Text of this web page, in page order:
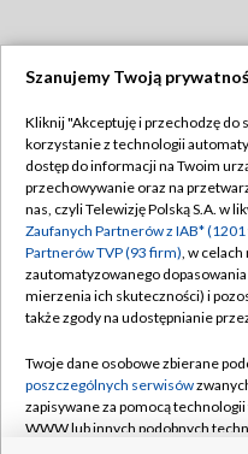
Abonament TVP
Emisja w TVP
Centrum informacji TVP
Naziemna Telewizja
Rada Programowa
System NOS
Szanujemy Twoją
Kliknij "Akceptuję i przechodzę do
korzystanie z technologii
dostęp do informacji na Twoim
przechowywanie oraz na
nas, czyli Telewizję Polską S.A. w
Zaufanych Partnerów z IAB*
Partnerów TVP (93 firm), w
zautomatyzowanego
mierzenia ich skuteczności) i
także zgody na udostępnianie
Twoje dane osobowe zbierane
poszczególnych serwisów
zapisywane za pomocą
WWW lub innych podobnych